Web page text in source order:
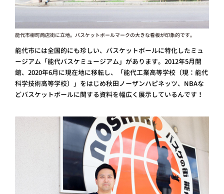
能代市柳町商店街に立地。バスケットボールマークの大きな看板が印象的です。
能代市には全国的にも珍しい、バスケットボールに特化したミュ
ージアム「能代バスケミュージアム」があります。2012年5月開
館、2020年6月に現在地に移転し、「能代工業高等学校（現：能代
科学技術高等学校）」をはじめ秋田ノーザンハピネッツ、NBAな
どバスケットボールに関する資料を幅広く展示しているんです！